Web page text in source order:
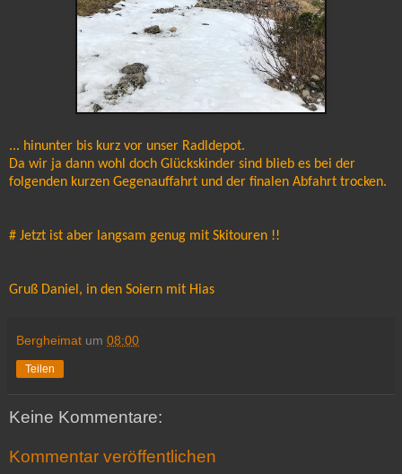
... hinunter bis kurz vor unser Radldepot.
Da wir ja dann wohl doch Glückskinder sind blieb es bei der
folgenden kurzen Gegenauffahrt und der finalen Abfahrt trocken.
# Jetzt ist aber langsam genug mit Skitouren !!
Gruß Daniel, in den Soiern mit Hias
Bergheimat um 08:00
Teilen
Keine Kommentare:
Kommentar veröffentlichen